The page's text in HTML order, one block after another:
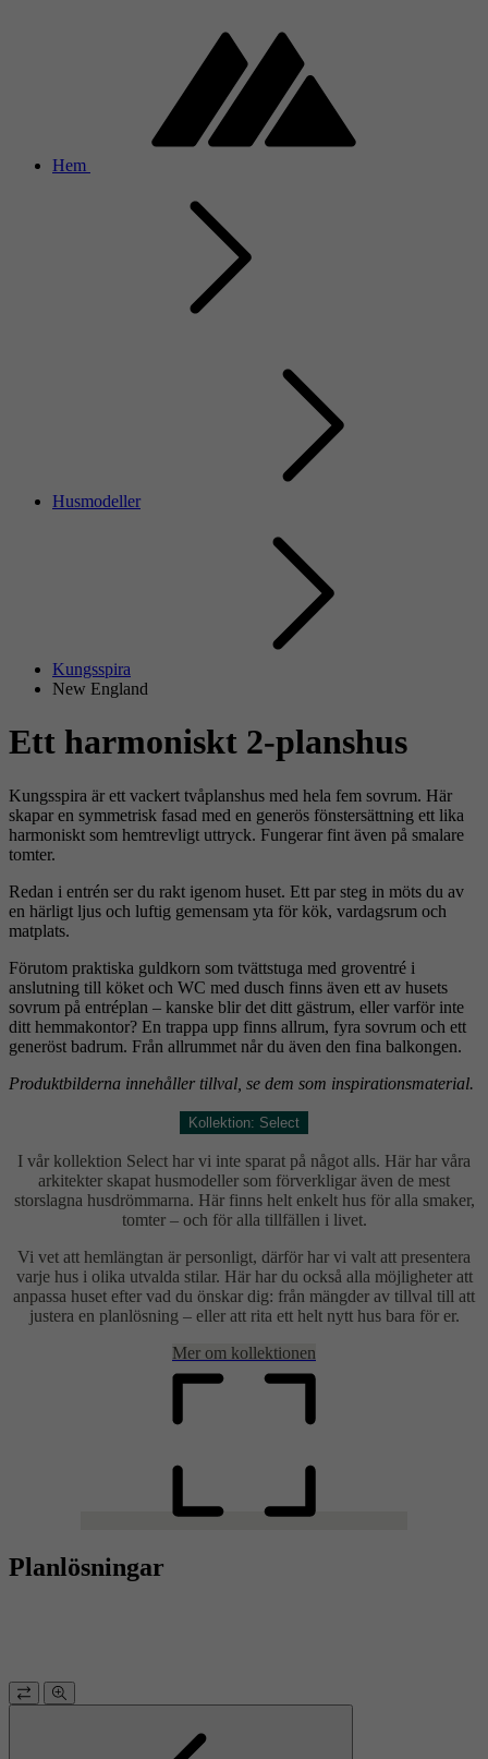
Hem
Husmodeller
Kungsspira
New England
Ett harmoniskt 2-planshus
Kungsspira är ett vackert tvåplanshus med hela fem sovrum. Här
skapar en symmetrisk fasad med en generös fönstersättning ett lika
harmoniskt som hemtrevligt uttryck. Fungerar fint även på smalare
tomter.
Redan i entrén ser du rakt igenom huset. Ett par steg in möts du av
en härligt ljus och luftig gemensam yta för kök, vardagsrum och
matplats.
Förutom praktiska guldkorn som tvättstuga med groventré i
anslutning till köket och WC med dusch finns även ett av husets
sovrum på entréplan – kanske blir det ditt gästrum, eller varför inte
ditt hemmakontor? En trappa upp finns allrum, fyra sovrum och ett
generöst badrum. Från allrummet når du även den fina balkongen.
Produktbilderna innehåller tillval, se dem som inspirationsmaterial.
Kollektion: Select
I vår kollektion Select har vi inte sparat på något alls. Här har våra
arkitekter skapat husmodeller som förverkligar även de mest
storslagna husdrömmarna. Här finns helt enkelt hus för alla smaker,
tomter – och för alla tillfällen i livet.
Vi vet att hemlängtan är personligt, därför har vi valt att presentera
varje hus i olika utvalda stilar. Här har du också alla möjligheter att
anpassa huset efter vad du önskar dig: från mängder av tillval till att
justera en planlösning – eller att rita ett helt nytt hus bara för er.
Mer om kollektionen
Planlösningar